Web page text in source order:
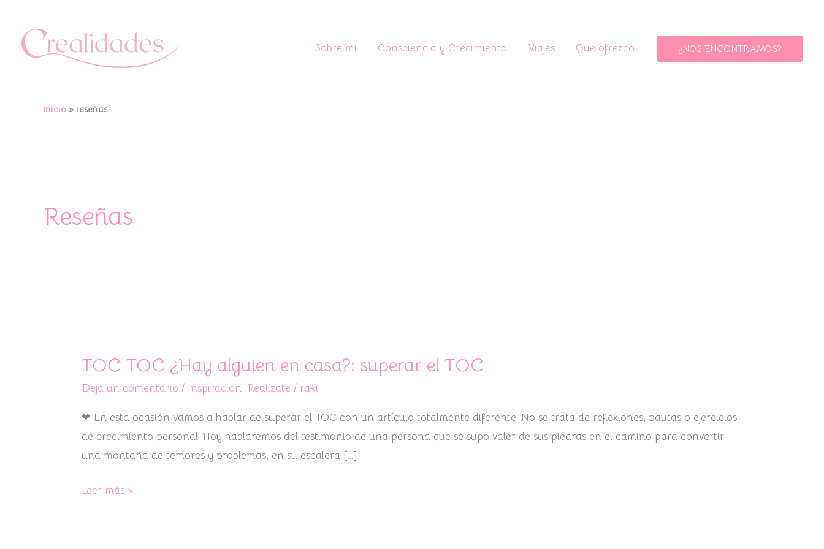
contenido
Sobre mí Consciencia y Crecimiento Viajes Que ofrezco ¿NOS ENCONTRAMOS?
Inicio reseñas
Reseñas
TOC TOC ¿Hay alguien en casa?: superar el TOC
Deja un comentario / Inspiración, Realízate / raki
❤ En esta ocasión vamos a hablar de superar el TOC con un artículo totalmente diferente. No se trata de reflexiones, pautas o ejercicios
de crecimiento personal. Hoy hablaremos del testimonio de una persona que se supo valer de sus piedras en el camino para convertir
una montaña de temores y problemas, en su escalera […]
TOC
¿Hay
alguien
en
casa?:
superar
TOC
Leer más »